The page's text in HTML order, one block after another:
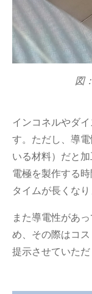
図
インコネルやダ
す。ただし、導
いる材料）だと
電極を製作する
タイムが長くなり
また導電性があ
め、その際はコ
提示させていただ